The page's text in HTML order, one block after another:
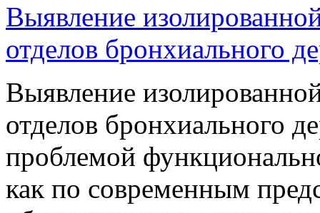
Выявление
отделов бронхиального
Выявление
отделов бронхиального
проблемой
как по современным